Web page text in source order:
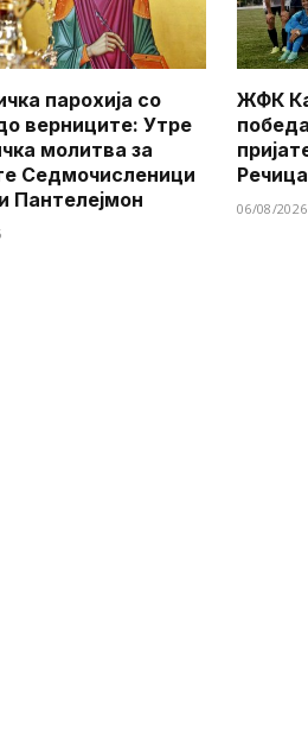
парохија со
верниците: Утре
молитва за
Седмочисленици
Пантелејмон
ЖФК
06/08/2026